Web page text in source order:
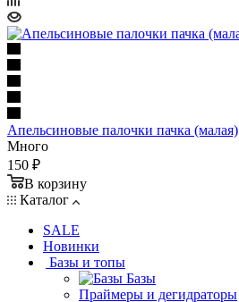
Апельсиновые палочки пачка (малая)
Много
150 ₽
В корзину
Каталог
SALE
Новинки
Базы и топы
Базы
Праймеры и дегидраторы